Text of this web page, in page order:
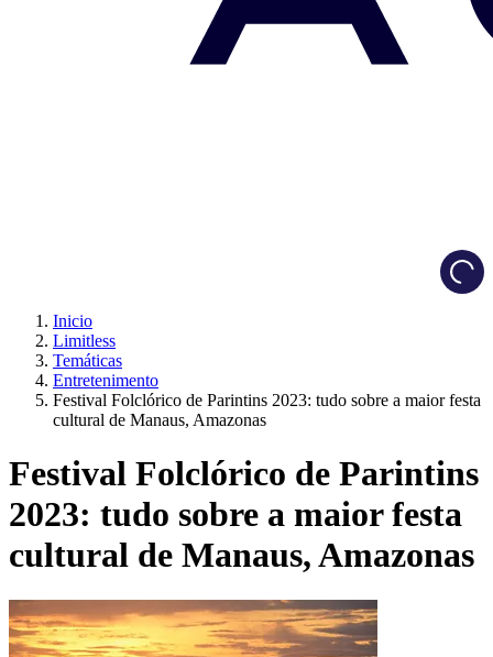
Inicio
Limitless
Temáticas
Entretenimento
Festival Folclórico de Parintins 2023: tudo sobre a maior festa
cultural de Manaus, Amazonas
Festival Folclórico de Parintins
2023: tudo sobre a maior festa
cultural de Manaus, Amazonas